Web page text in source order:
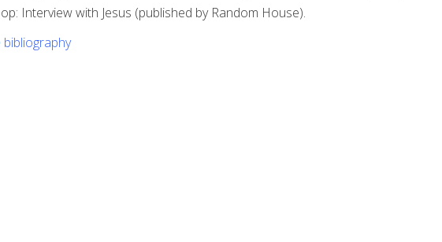
Interview with Jesus (published by Random House).